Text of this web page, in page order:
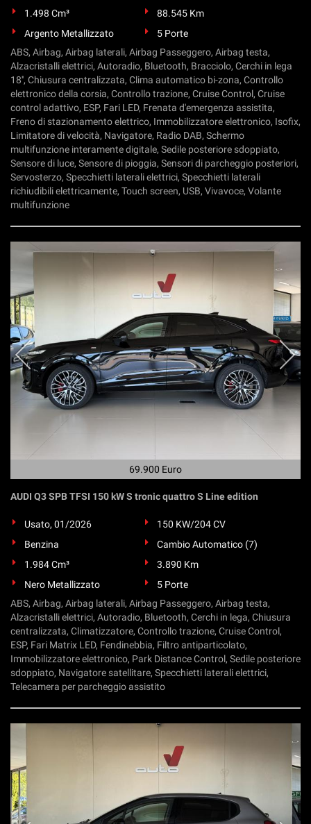
1.498 Cm³
88.545 Km
Argento Metallizzato
5 Porte
ABS, Airbag, Airbag laterali, Airbag Passeggero, Airbag testa,
Alzacristalli elettrici, Autoradio, Bluetooth, Bracciolo, Cerchi in lega
18'', Chiusura centralizzata, Clima automatico bi-zona, Controllo
elettronico della corsia, Controllo trazione, Cruise Control, Cruise
control adattivo, ESP, Fari LED, Frenata d'emergenza assistita,
Freno di stazionamento elettrico, Immobilizzatore elettronico, Isofix,
Limitatore di velocità, Navigatore, Radio DAB, Schermo
multifunzione interamente digitale, Sedile posteriore sdoppiato,
Sensore di luce, Sensore di pioggia, Sensori di parcheggio posteriori,
Servosterzo, Specchietti laterali elettrici, Specchietti laterali
richiudibili elettricamente, Touch screen, USB, Vivavoce, Volante
multifunzione
69.900 Euro
AUDI Q3 SPB TFSI 150 kW S tronic quattro S Line edition
Usato, 01/2026
150 KW/204 CV
Benzina
Cambio Automatico (7)
1.984 Cm³
3.890 Km
Nero Metallizzato
5 Porte
ABS, Airbag, Airbag laterali, Airbag Passeggero, Airbag testa,
Alzacristalli elettrici, Autoradio, Bluetooth, Cerchi in lega, Chiusura
centralizzata, Climatizzatore, Controllo trazione, Cruise Control,
ESP, Fari Matrix LED, Fendinebbia, Filtro antiparticolato,
Immobilizzatore elettronico, Park Distance Control, Sedile posteriore
sdoppiato, Navigatore satellitare, Specchietti laterali elettrici,
Telecamera per parcheggio assistito